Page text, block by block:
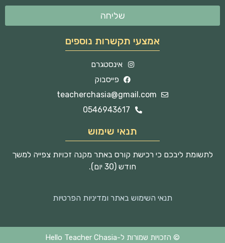
שליחה
אמצעי תקשרות נוספים
אינסטגרם
פייסבוק
teacherchasia@gmail.com
0546943617
תנאי שימוש
לתשומת ליבכם כי רכישת קורס באתר מקנה זכויות צפייה למשך
חודש (30 יום).
תנאי השימוש באתר ומדיניות הפרטיות
© הזכויות שמורות ל-Hello Teacher Chasia